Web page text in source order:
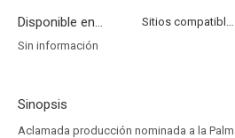
Disponible en...
Sitios compatibles
Sin información
Sinopsis
Aclamada producción nominada a la